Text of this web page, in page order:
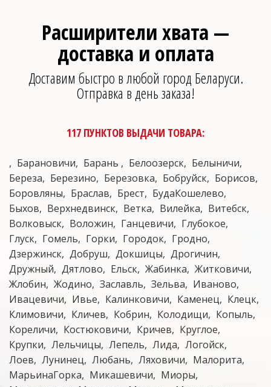
Расширители хвата —
доставка и оплата
Доставим быстро в любой город Беларуси.
Отправка в день заказа!
117 ПУНКТОВ ВЫДАЧИ ТОВАРА:
Барановичи Барань Белоозерск
Белыничи
Береза
Березино Березовка Бобруйск
Борисов
Боровляны
Браслав Брест
БудаКошелево
Быхов
Верхнедвинск Ветка Вилейка
Витебск
Волковыск
Воложин Ганцевичи
Глубокое
Глуск
Гомель Горки Городок
Гродно
Дзержинск Добруш Докшицы
Дрогичин
Дружный
Дятлово Ельск Жабинка
Житковичи
Жлобин
Жодино Заславль Зельва
Иваново
Ивацевичи
Ивье Калинковичи Каменец
Клецк
Климовичи
Кличев Кобрин Колодищи
Копыль
Кореличи
Костюковичи Кричев
Круглое
Крупки
Лельчицы Лепель Лида
Логойск
Лоев
Лунинец Любань Ляховичи
Малорита
МарьинаГорка
Микашевичи
Миоры